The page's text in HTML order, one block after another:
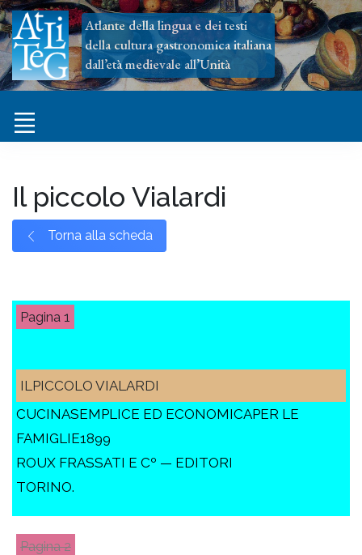
Atlante della lingua e dei testi
della cultura gastronomica italiana
dall’età medievale all’Unità
Il piccolo Vialardi
Torna alla scheda
1
ILPICCOLO VIALARDI
CUCINASEMPLICE ED ECONOMICAPER LE
FAMIGLIE1899
ROUX FRASSATI E Cº — EDITORI
TORINO.
2